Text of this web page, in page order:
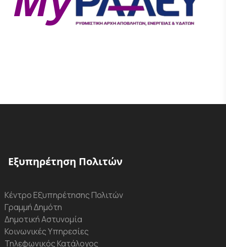
Εξυπηρέτηση Πολιτών
Κέντρο Εξυπηρέτησης Πολιτών
Γραμμή Δημότη
Δημοτική Αστυνομία
Κοινωνικές Υπηρεσίες
Τηλεφωνικός Κατάλογος